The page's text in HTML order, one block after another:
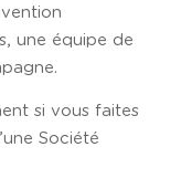
une équipe de
si vous faites
Société